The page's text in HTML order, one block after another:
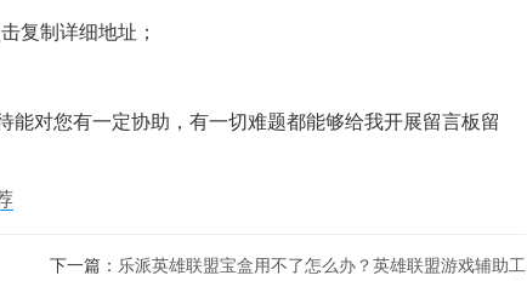
复制详细地址；
对您有一定协助，有一切难题都能够给我开展留言板留
下一篇： 乐派英雄联盟宝盒用不了怎么办？英雄联盟游戏辅助工